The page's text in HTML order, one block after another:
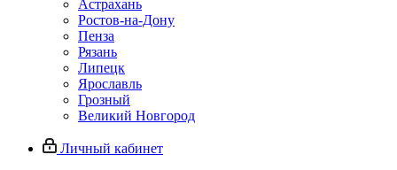
Астрахань
Ростов-на-Дону
Пенза
Рязань
Липецк
Ярославль
Грозный
Великий Новгород
Личный кабинет